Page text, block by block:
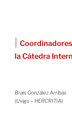
la Cátedra
Brais González Arribas
(Uvigo – HERCRITIA)